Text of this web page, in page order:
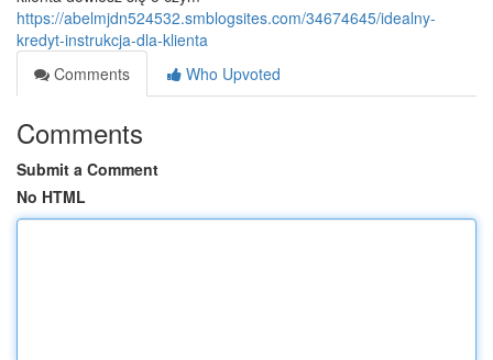
https://abelmjdn524532.smblogsites.com/34674645/idealny-
kredyt-instrukcja-dla-klienta
Comments
Who Upvoted
Comments
Submit a Comment
No HTML